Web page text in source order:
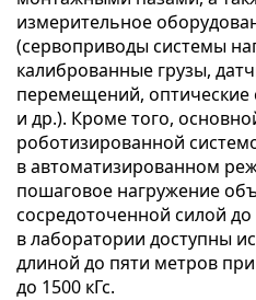
измерительное
(сервоприводы системы
калиброванные грузы,
перемещений,
и др.). Кроме того,
роботизированной
в автоматизированном
пошаговое нагружение
сосредоточенной силой до
в лаборатории доступны
длиной до пяти метров
до 1500 кГс.